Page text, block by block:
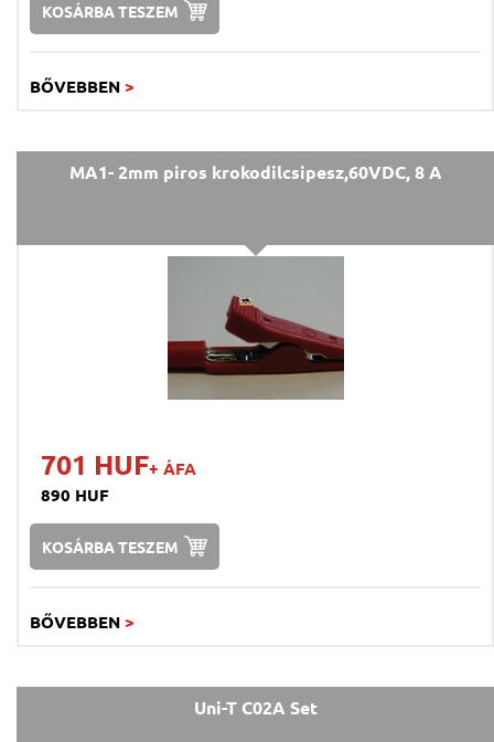
KOSÁRBA TESZEM
BŐVEBBEN >
MA1- 2mm piros krokodilcsipesz,60VDC, 8 A
701 HUF+ ÁFA
890 HUF
KOSÁRBA TESZEM
BŐVEBBEN >
Uni-T C02A Set